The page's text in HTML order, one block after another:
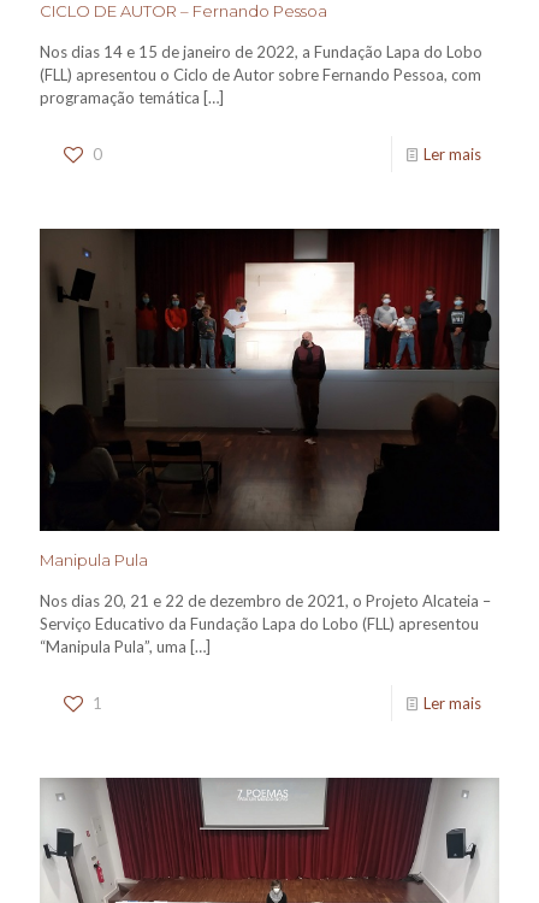
CICLO DE AUTOR – Fernando Pessoa
Nos dias 14 e 15 de janeiro de 2022, a Fundação Lapa do Lobo
(FLL) apresentou o Ciclo de Autor sobre Fernando Pessoa, com
programação temática […]
0 Ler mais
Manipula Pula
Nos dias 20, 21 e 22 de dezembro de 2021, o Projeto Alcateia –
Serviço Educativo da Fundação Lapa do Lobo (FLL) apresentou
“Manipula Pula”, uma […]
1 Ler mais